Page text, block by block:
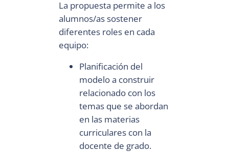
La propuesta permite a los
alumnos/as sostener
diferentes roles en cada
equipo:
Planificación del
modelo a construir
relacionado con los
temas que se abordan
en las materias
curriculares con la
docente de grado.